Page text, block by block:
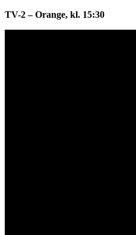
TV-2 – Orange, kl. 15:30